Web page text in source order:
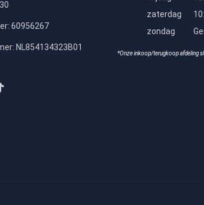
60956267
NL854134323B01
zaterdag
zondag
*Onze inkoop/terugkoop afdeling